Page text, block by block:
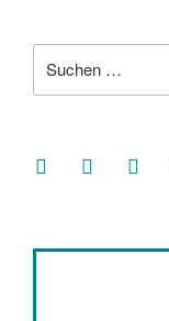
nach:
facebooksoundcloud
twitter